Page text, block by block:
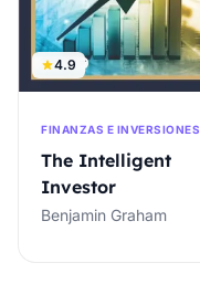
4.9
FINANZAS E INVERSIONES
The Intelligent
Investor
Benjamin Graham